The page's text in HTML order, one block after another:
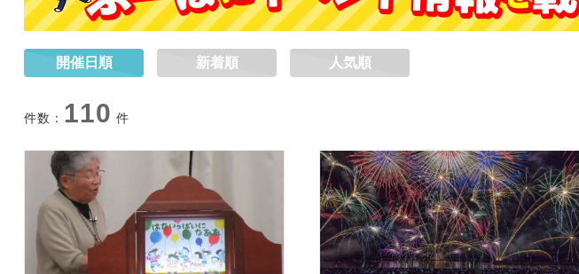
開催日順 新着順 人気順
件数： 110 件